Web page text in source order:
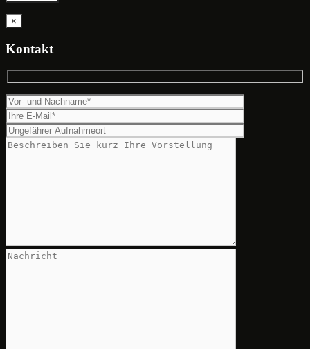
×
Kontakt